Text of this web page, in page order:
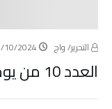
التحرير/ واج
10/2024
العدد 10 من يوميـــــة “المؤشر”